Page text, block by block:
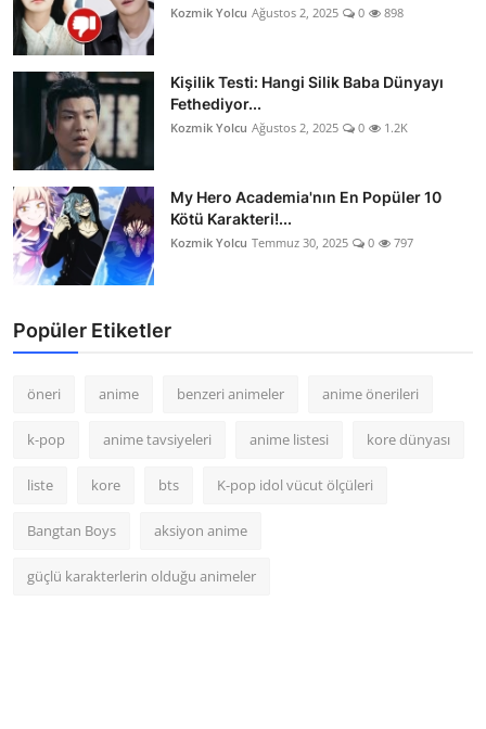
Kozmik Yolcu Ağustos 2, 2025 0 898
Kişilik Testi: Hangi Silik Baba Dünyayı
Fethediyor...
Kozmik Yolcu Ağustos 2, 2025 0 1.2K
My Hero Academia'nın En Popüler 10
Kötü Karakteri!...
Kozmik Yolcu Temmuz 30, 2025 0 797
Popüler Etiketler
öneri anime benzeri animeler anime önerileri
k-pop anime tavsiyeleri anime listesi kore dünyası
liste kore bts K-pop idol vücut ölçüleri
Bangtan Boys aksiyon anime
güçlü karakterlerin olduğu animeler